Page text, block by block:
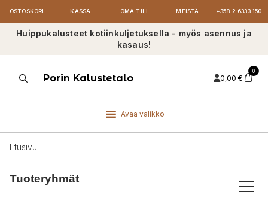
OSTOSKORI KASSA OMA TILI MEISTÄ +358 2 6333 150
Huippukalusteet kotiinkuljetuksella - myös asennus ja
kasaus!
ProductsPorin Kalustetalo 0,00 €
0
Avaa valikko
Etusivu
Tuoteryhmät